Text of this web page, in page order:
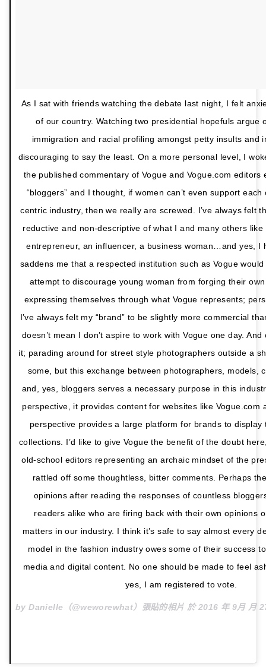
As I sat with friends watching the debate last night, I felt
of our country. Watching two presidential hopefuls argue
immigration and racial profiling amongst petty insults and
discouraging to say the least. On a more personal level, I
the published commentary of Vogue and Vogue.com editors
“bloggers” and I thought, if women can’t even support
centric industry, then we really are screwed. I’ve always felt
reductive and non-descriptive of what I and many others
entrepreneur, an influencer, a business woman…and yes, I
saddens me that a respected institution such as Vogue
attempt to discourage young woman from forging their
expressing themselves through what Vogue represents;
I’ve always felt my “brand” to be slightly more commercial
doesn’t mean I don’t aspire to work with Vogue one day.
it; parading around for street style photographers outside a
some, but this exchange between photographers, models,
and, yes, bloggers serves a necessary purpose in this
perspective, it provides content for websites like Vogue.com
perspective provides a large platform for brands to display
collections. I’d like to give Vogue the benefit of the doubt
old-school editors representing an archaic mindset of the
rattled off some thoughtless, bitter comments. Perhaps
opinions after reading the responses of countless
readers alike who are firing back with their own opinions
matters in our industry. I think it’s safe to say almost every
model in the fashion industry owes some of their success
media and digital content. No one should be made to feel
yes, I am registered to vote.
by Danielle（@weworewhat）張貼的相片 於2016 年 9月 月